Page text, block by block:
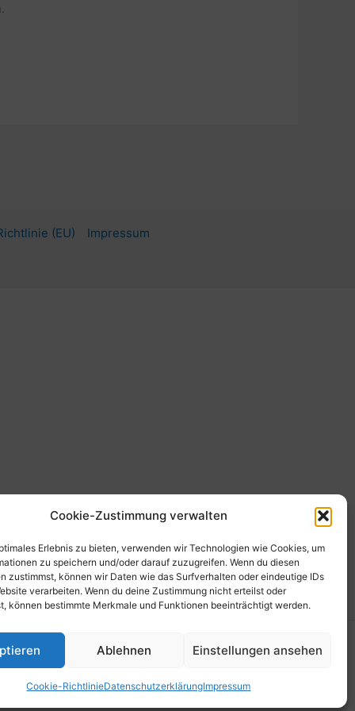
Cookie-Zustimmung verwalten
Erlebnis zu bieten, verwenden wir Technologien wie Cookies, um
zu speichern und/oder darauf zuzugreifen. Wenn du diesen
zustimmst, können wir Daten wie das Surfverhalten oder eindeutige IDs
verarbeiten. Wenn du deine Zustimmung nicht erteilst oder
können bestimmte Merkmale und Funktionen beeinträchtigt werden.
Ablehnen Einstellungen ansehen
Cookie-RichtlinieDatenschutzerklärungImpressum
(EU) Impressum
Theme